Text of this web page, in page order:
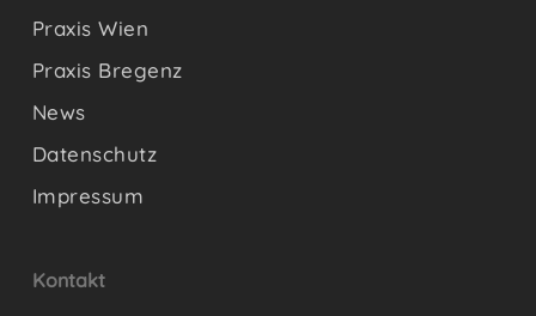
Praxis Wien
Praxis Bregenz
News
Datenschutz
Impressum
Kontakt